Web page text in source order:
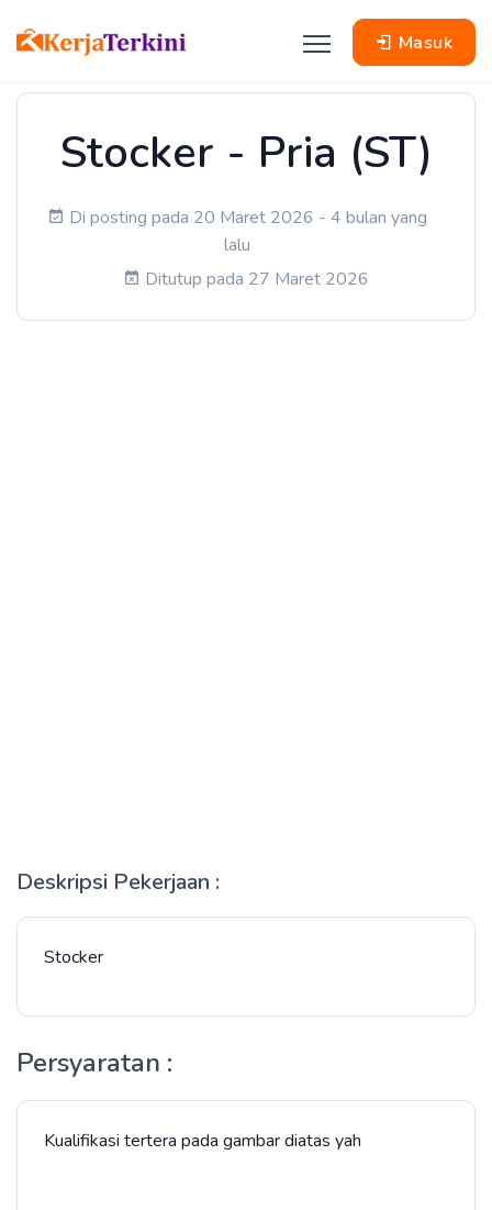
Masuk
Stocker - Pria (ST)
Di posting pada 20 Maret 2026 - 4 bulan yang
lalu
Ditutup pada 27 Maret 2026
Deskripsi Pekerjaan :
Stocker
Persyaratan :
Kualifikasi tertera pada gambar diatas yah